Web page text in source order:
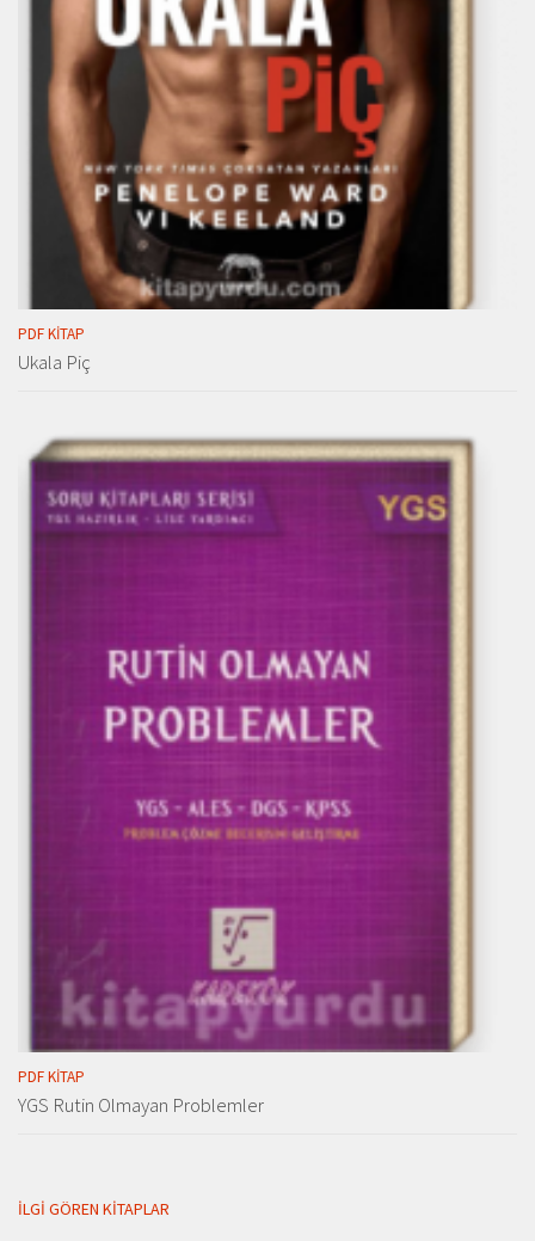
PDF KITAP
Ukala Piç
PDF KITAP
YGS Rutin Olmayan Problemler
İLGI GÖREN KITAPLAR